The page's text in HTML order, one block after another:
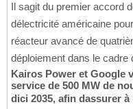
Il sagit du premier
délectricité américaine
réacteur avancé de
déploiement dans le cadre
Kairos Power et Google
service de 500 MW de
dici 2035, afin dassurer